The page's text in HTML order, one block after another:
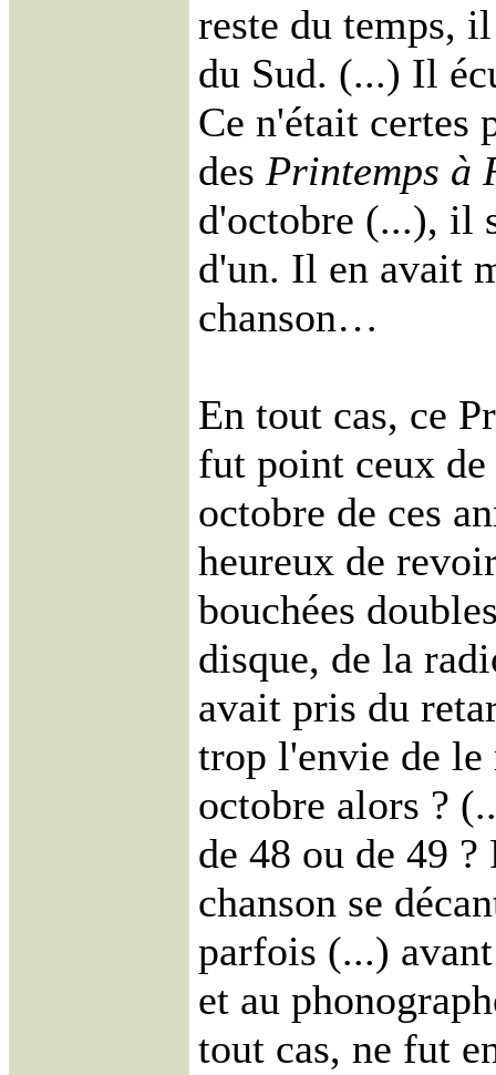
reste du temps,
du Sud. (...) Il
Ce n'était certes
des Printemps à
d'octobre (...), il
d'un. Il en avait
chanson…
En tout cas, ce
fut point ceux
octobre de ces
heureux de
bouchées
disque, de la
avait pris du
trop l'envie de le
octobre alors ?
de 48 ou de 49
chanson se
parfois (...)
et au
tout cas, ne fut